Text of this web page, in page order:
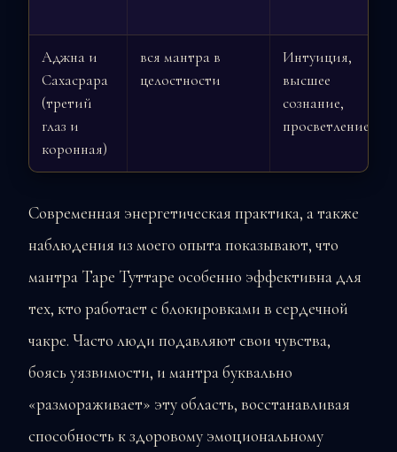
Аджна и
Сахасрара
(третий
глаз и
коронная)
вся мантра в
целостности
Интуиция,
высшее
сознание,
просветление
Современная энергетическая практика, а также
наблюдения из моего опыта показывают, что
мантра Таре Туттаре особенно эффективна для
тех, кто работает с блокировками в сердечной
чакре. Часто люди подавляют свои чувства,
боясь уязвимости, и мантра буквально
«размораживает» эту область, восстанавливая
способность к здоровому эмоциональному